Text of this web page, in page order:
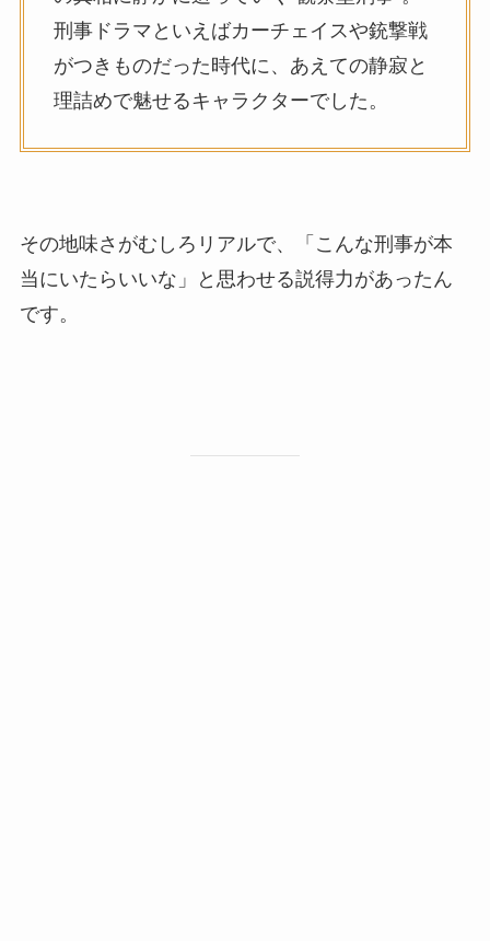
刑事ドラマといえばカーチェイスや銃撃戦
がつきものだった時代に、あえての静寂と
理詰めで魅せるキャラクターでした。
その地味さがむしろリアルで、「こんな刑事が本
当にいたらいいな」と思わせる説得力があったん
です。